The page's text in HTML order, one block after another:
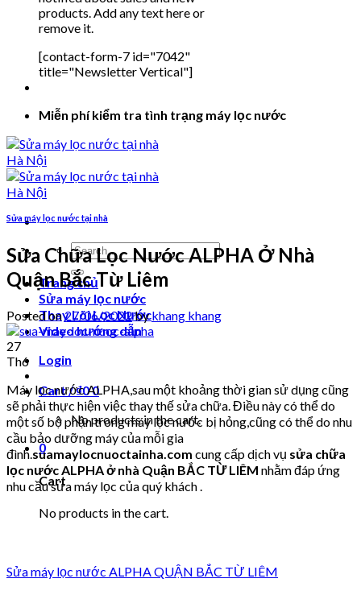
products. Add any text here or
remove it.
[contact-form-7 id="7042"
title="Newsletter Vertical"]
Miễn phí kiểm tra tình trạng máy lọc nước
Search
for:
Trang chủ
Sửa máy lọc nước
Thay Lõi Lọc Nước
Video hướng dẫn
Login
Cart /₫00
No products in the cart.
0
Cart
No products in the cart.
Sửa máy lọc nước tại nhà
Sửa Chữa Lọc Nước ALPHA Ở Nhà
Quận Bắc Từ Liêm
Posted on27/06/2022bykhang khang
27
Th6
Máy lọc nước ALPHA,sau một khoảng thời gian sử dụng cũng
sẽ phải thực hiện việc thay thế sửa chữa. Điều này có thể do
một số bộ phận trong máy lọc nước bị hỏng,cũng có thể do nhu
cầu bảo dưỡng máy của mỗi gia
đình.suamaylocnuoctainha.com cung cấp dịch vụ sửa chữa
lọc nước ALPHA ở nhà Quận BẮC TỪ LIÊM nhằm đáp ứng
nhu cầu sửa máy lọc của quý khách .
Sửa máy lọc nước ALPHA QUẬN BẮC TỪ LIÊM